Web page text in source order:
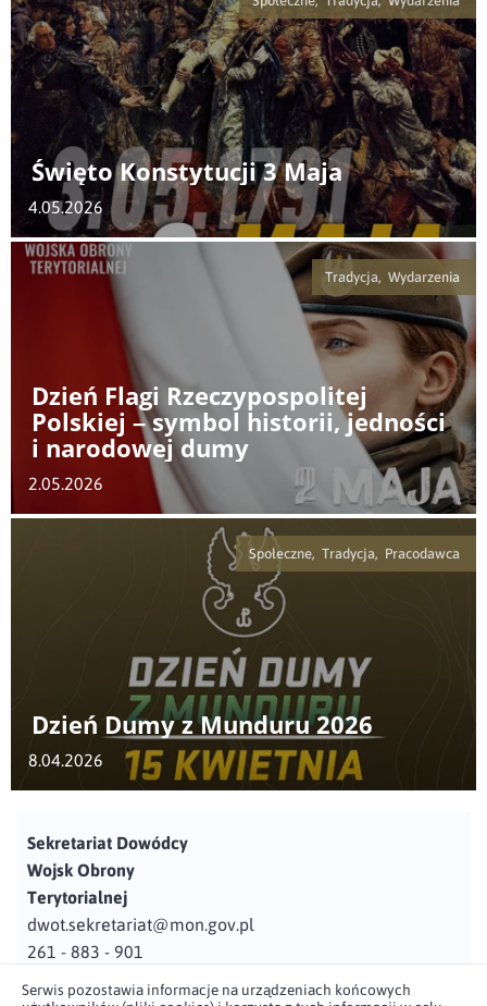
Święto Konstytucji 3 Maja
4.05.2026
Tradycja, Wydarzenia
Dzień Flagi Rzeczypospolitej
Polskiej – symbol historii, jedności
i narodowej dumy
2.05.2026
Społeczne, Tradycja, Pracodawca
Dzień Dumy z Munduru 2026
8.04.2026
Sekretariat Dowódcy
Wojsk Obrony
Terytorialnej
dwot.sekretariat@mon.gov.pl
261 - 883 - 901
Adres
Serwis pozostawia informacje na urządzeniach końcowych